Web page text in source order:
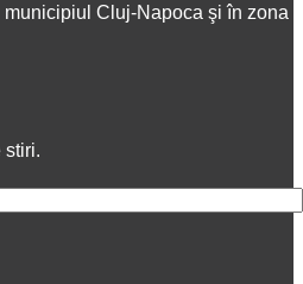
Cluj-Napoca şi în zona
stiri.